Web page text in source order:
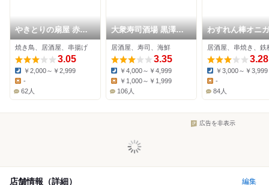
やきとりの扇屋 赤羽
駅東口店
焼き鳥、居酒屋、串揚げ
3.05
Dinner:
￥2,000～￥2,999
Lunch:
-
62人
大衆寿司酒場 黒澤商
店 赤羽店
居酒屋、寿司、海鮮
3.35
Dinner:
￥4,000～￥4,999
￥1,000～￥1,999
106人
わすれん棒オニ
赤羽店
居酒屋、串焼き、鉄
3.28
Dinner:
￥3,000～￥3,999
Lunch:
-
84人
広告を非表示
店舗情報（詳細） 編集